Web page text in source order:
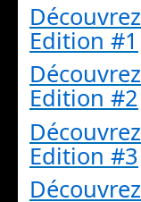
Découvrez
Edition #1
Découvrez
Edition #2
Découvrez
Edition #3
Découvrez